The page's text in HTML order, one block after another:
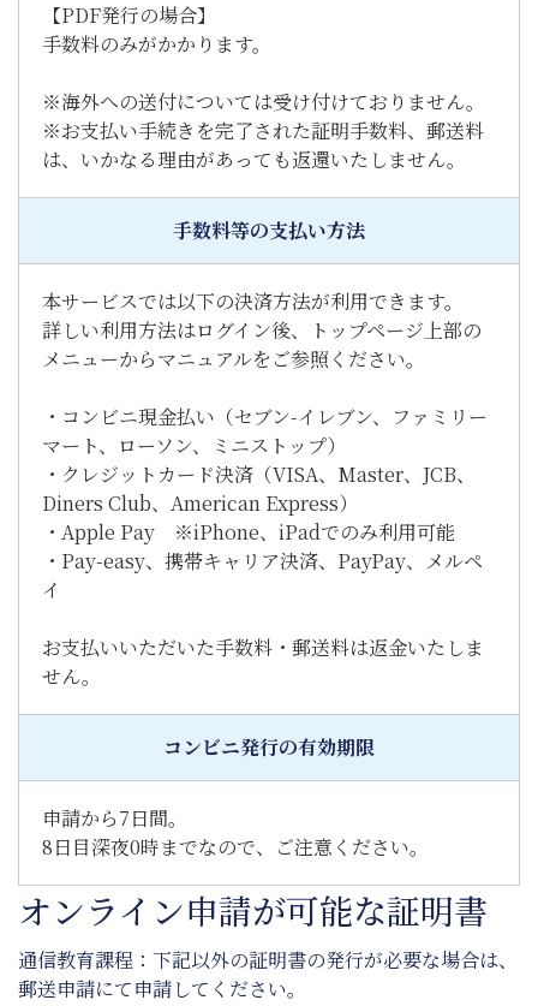
【PDF発行の場合】
手数料のみがかかります。
※海外への送付については受け付けておりません。
※お支払い手続きを完了された証明手数料、郵送料
は、いかなる理由があっても返還いたしません。
手数料等の支払い方法
本サービスでは以下の決済方法が利用できます。
詳しい利用方法はログイン後、トップページ上部の
メニューからマニュアルをご参照ください。
・コンビニ現金払い（セブン-イレブン、ファミリー
マート、ローソン、ミニストップ）
・クレジットカード決済（VISA、Master、JCB、
Diners Club、American Express）
・Apple Pay ※iPhone、iPadでのみ利用可能
・Pay-easy、携帯キャリア決済、PayPay、メルペ
イ
お支払いいただいた手数料・郵送料は返金いたしま
せん。
コンビニ発行の有効期限
申請から7日間。
8日目深夜0時までなので、ご注意ください。
オンライン申請が可能な証明書
通信教育課程：下記以外の証明書の発行が必要な場合は、
郵送申請にて申請してください。